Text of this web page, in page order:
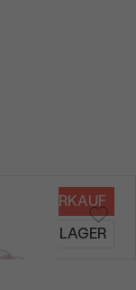
VERKAUF
AUF LAGER